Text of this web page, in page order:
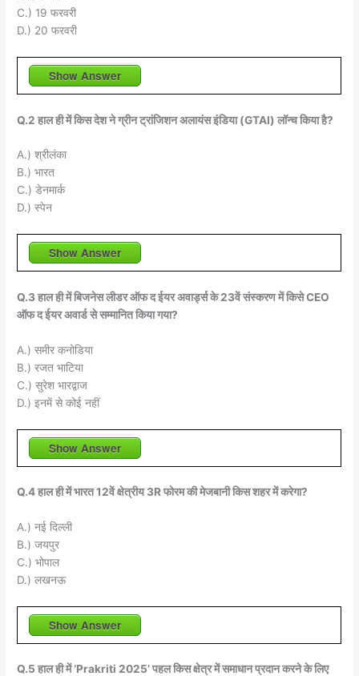
C.) 19 फरवरी
D.) 20 फरवरी
Show Answer
Q.2 हाल ही में किस देश ने ग्रीन ट्रांजिशन अलायंस इंडिया (GTAI) लॉन्च किया है?
A.) श्रीलंका
B.) भारत
C.) डेनमार्क
D.) स्पेन
Show Answer
Q.3 हाल ही में बिजनेस लीडर ऑफ द ईयर अवार्ड्स के 23वें संस्करण में किसे CEO
ऑफ द ईयर अवार्ड से सम्मानित किया गया?
A.) समीर कनोडिया
B.) रजत भाटिया
C.) सुरेश भारद्वाज
D.) इनमें से कोई नहीं
Show Answer
Q.4 हाल ही में भारत 12वें क्षेत्रीय 3R फोरम की मेजबानी किस शहर में करेगा?
A.) नई दिल्ली
B.) जयपुर
C.) भोपाल
D.) लखनऊ
Show Answer
Q.5 हाल ही में ‘Prakriti 2025’ पहल किस क्षेत्र में समाधान प्रदान करने के लिए